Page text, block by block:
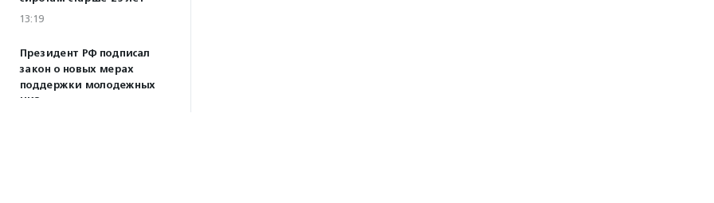
13:19
Президент РФ подписал
закон о новых мерах
поддержки молодежных
НКО